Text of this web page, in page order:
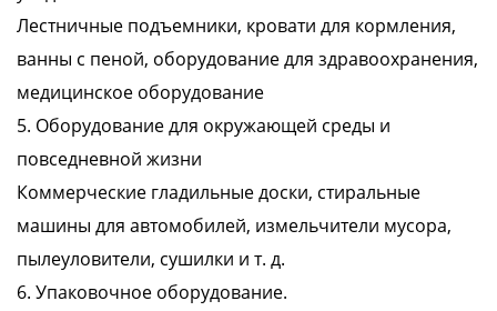
Лестничные подъемники, кровати для кормления,
ванны с пеной, оборудование для здравоохранения,
медицинское оборудование
5. Оборудование для окружающей среды и
повседневной жизни
Коммерческие гладильные доски, стиральные
машины для автомобилей, измельчители мусора,
пылеуловители, сушилки и т. д.
6. Упаковочное оборудование.